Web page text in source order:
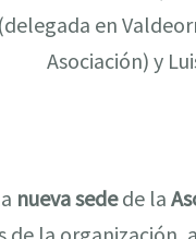
(delegada en
Asociación) y
nueva sedede la